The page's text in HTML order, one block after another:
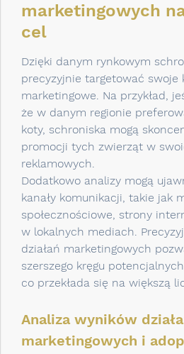
marketingowych
cel
Dzięki danym rynkowym
precyzyjnie targetować swoje
marketingowe. Na przykład,
że w danym regionie
koty, schroniska mogą
promocji tych zwierząt w
reklamowych.
Dodatkowo analizy mogą
kanały komunikacji, takie jak
społecznościowe, strony
w lokalnych mediach.
działań marketingowych
szerszego kręgu
co przekłada się na większą
Analiza wyników
marketingowych i